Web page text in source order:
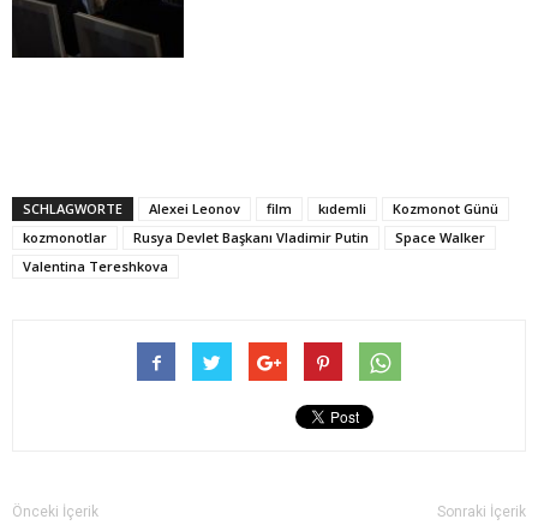
SCHLAGWORTE Alexei Leonov film kıdemli
Kozmonot Günü
kozmonotlar
Rusya Devlet Başkanı Vladimir Putin
Space Walker
Valentina Tereshkova
Önceki İçerik Sonraki İçerik